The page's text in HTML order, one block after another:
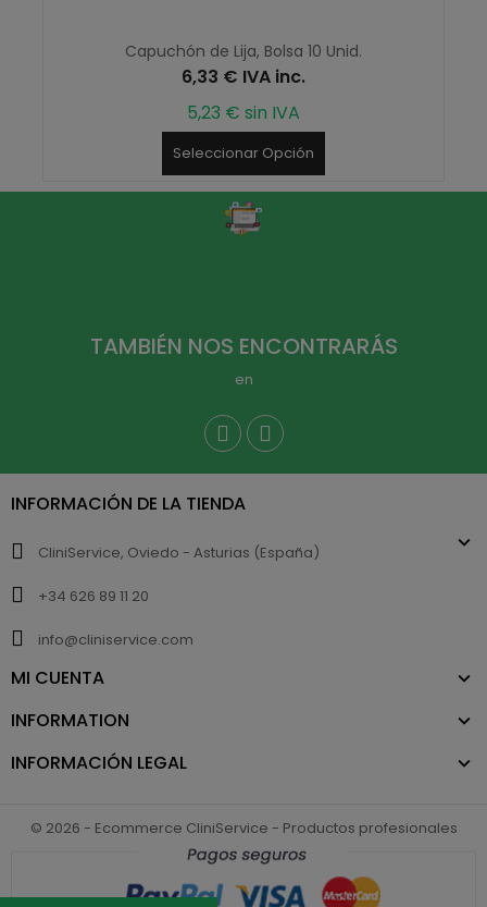
Capuchón de Lija, Bolsa 10 Unid.
6,33 € IVA inc.
5,23 € sin IVA
Seleccionar Opción
TAMBIÉN NOS ENCONTRARÁS
en
INFORMACIÓN DE LA TIENDA
CliniService, Oviedo - Asturias (España)
+34 626 89 11 20
info@cliniservice.com
MI CUENTA
INFORMATION
INFORMACIÓN LEGAL
© 2026 - Ecommerce CliniService - Productos profesionales